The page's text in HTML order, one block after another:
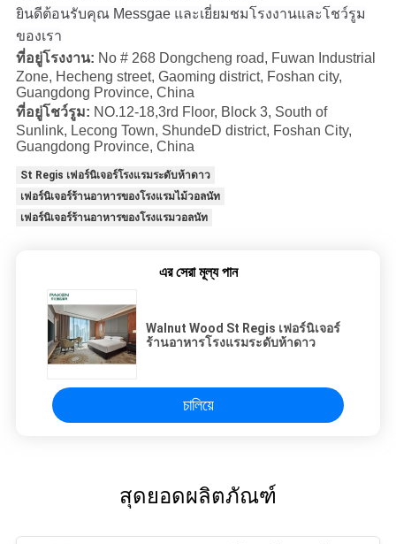
ยินดีต้อนรับคุณ Messgae และเยี่ยมชมโรงงานและโชว์รูม
ของเรา
ที่อยู่โรงงาน: No # 268 Dongcheng road, Fuwan Industrial
Zone, Hecheng street, Gaoming district, Foshan city,
Guangdong Province, China
ที่อยู่โชว์รูม: NO.12-18,3rd Floor, Block 3, South of
Sunlink, Lecong Town, ShundeD district, Foshan City,
Guangdong Province, China
St Regis เฟอร์นิเจอร์โรงแรมระดับห้าดาว
เฟอร์นิเจอร์ร้านอาหารของโรงแรมไม้วอลนัท
เฟอร์นิเจอร์ร้านอาหารของโรงแรมวอลนัท
এর সেরা মূল্য পান
Walnut Wood St Regis เฟอร์นิเจอร์
ร้านอาหารโรงแรมระดับห้าดาว
চালিয়ে
สุดยอดผลิตภัณฑ์